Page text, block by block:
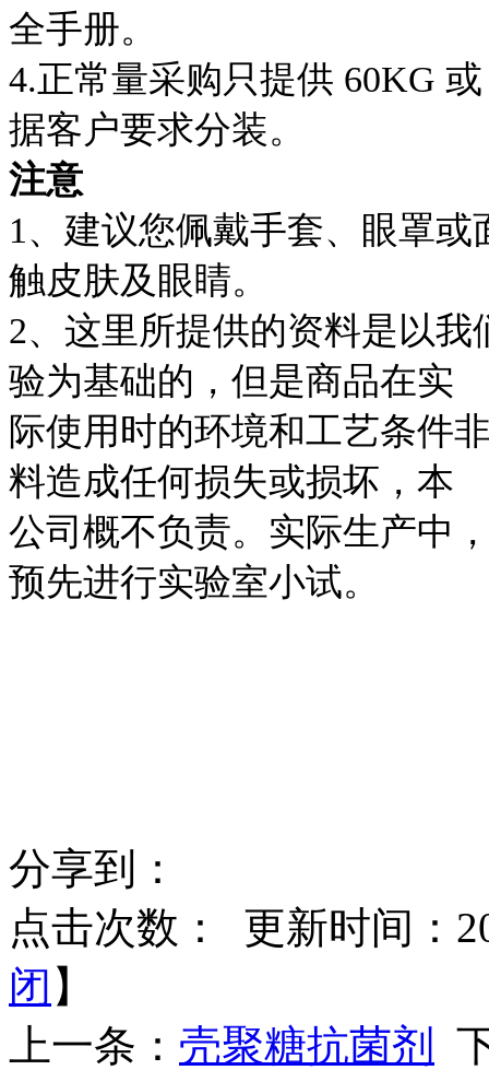
全手册。
4.正常量采购只提供 60KG
据客户要求分装。
注意
1、建议您佩戴手套、眼罩
触皮肤及眼睛。
2、这里所提供的资料是以
验为基础的，但是商品在实
际使用时的环境和工艺条件
料造成任何损失或损坏，本
公司概不负责。实际生产中
预先进行实验室小试。
分享到：
点击次数：
更新时间：
闭 】
上一条： 壳聚糖抗菌剂